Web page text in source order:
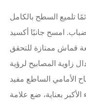
تلميع السطح بالكامل
امسح جانبًا أكسيد
قماش ممتازة للتحقق
زاوية المصابيح لرؤية
الأمامي الساطع مفيد
بعناية، ضع علامة